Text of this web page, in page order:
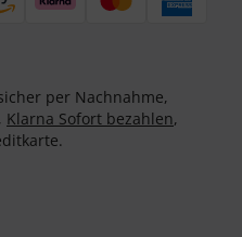
per Nachnahme,
Klarna Sofort bezahlen,